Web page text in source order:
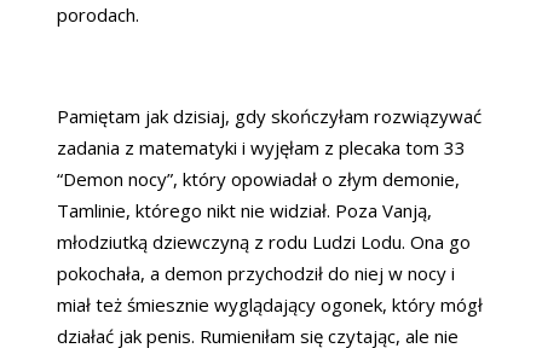
porodach.
Pamiętam jak dzisiaj, gdy skończyłam rozwiązywać
zadania z matematyki i wyjęłam z plecaka tom 33
“Demon nocy”, który opowiadał o złym demonie,
Tamlinie, którego nikt nie widział. Poza Vanją,
młodziutką dziewczyną z rodu Ludzi Lodu. Ona go
pokochała, a demon przychodził do niej w nocy i
miał też śmiesznie wyglądający ogonek, który mógł
działać jak penis. Rumieniłam się czytając, ale nie